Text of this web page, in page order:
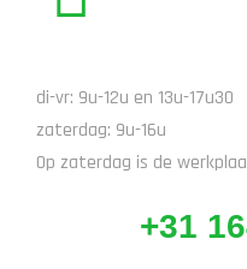
di-vr: 9u-12u en 13u-17u30
zaterdag: 9u-16u
Op zaterdag is de
+31